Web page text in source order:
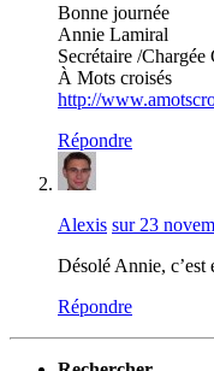
Bonne journée
Annie Lamiral
Secrétaire /
À Mots croisés
http://
Répondre
Alexis sur 23
Désolé Annie,
Répondre